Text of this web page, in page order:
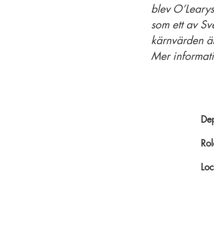
blev
som ett av
kärnvärden
Mer